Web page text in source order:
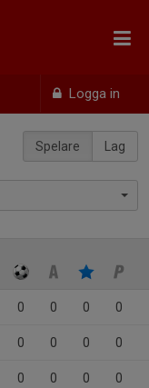
Logga in
Spelare Lag
0 0 0 0
0 0 0 0
0 0 0 0